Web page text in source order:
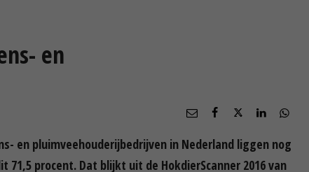
en
en pluimveehouderijbedrijven in Nederland liggen nog
procent. Dat blijkt uit de HokdierScanner 2016 van